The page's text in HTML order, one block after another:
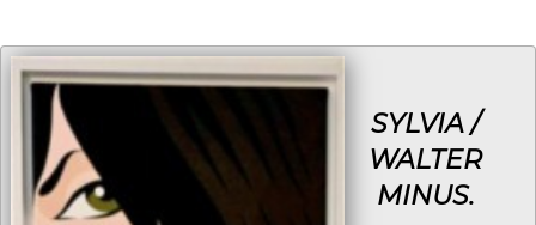
SYLVIA /
WALTER
MINUS.